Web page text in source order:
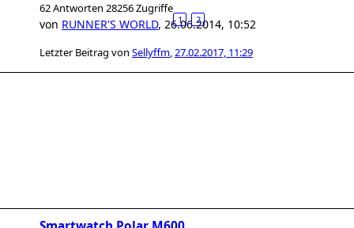
62 Antworten 28256 Zugriffe
1 2
von RUNNER'S WORLD, 26.06.2014, 10:52
Letzter Beitrag von Sellyffm,27.02.2017, 11:29